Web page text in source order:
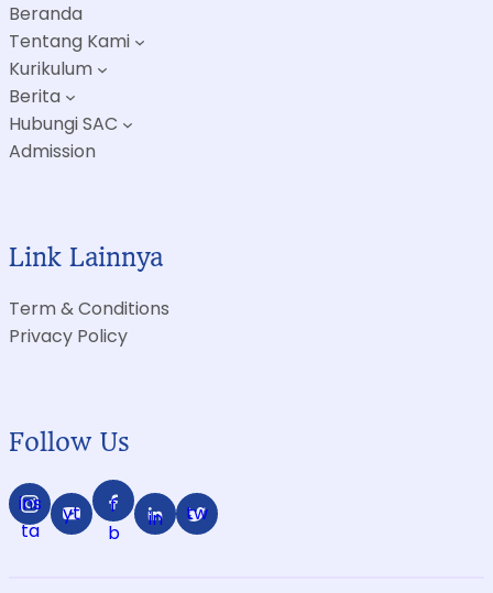
Beranda
Tentang Kami
Kurikulum
Berita
Hubungi SAC
Admission
Link Lainnya
Term & Conditions
Privacy Policy
Follow Us
ins
ta
yt
f
b
in tw